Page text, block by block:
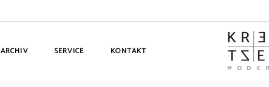
ARCHIV SERVICE KONTAKT